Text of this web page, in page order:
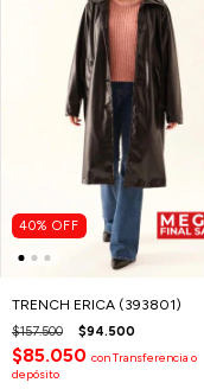
40% OFF
TRENCH ERICA (393801)
$157.500 $94.500
$85.050 conTransferencia o
depósito